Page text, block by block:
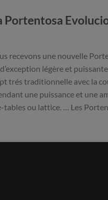
recevons une nouvelle
légère et
trés traditionnelle avec la
une puissance et une
tables ou lattice. … Les